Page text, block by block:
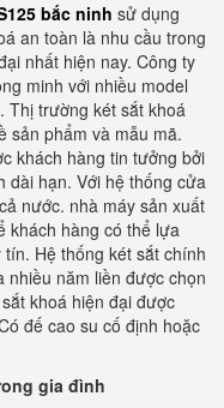
bắc ninh sử dụng
an toàn là nhu cầu trong
nhất hiện nay. Công ty
minh với nhiều model
Thị trường két sắt khoá
sản phẩm và mẫu mã.
khách hàng tin tưởng bởi
dài hạn. Với hệ thống cửa
nước. nhà máy sản xuất
khách hàng có thể lựa
Hệ thống két sắt chính
nhiều năm liền được chọn
khoá hiện đại được
đế cao su cố định hoặc
gia đình